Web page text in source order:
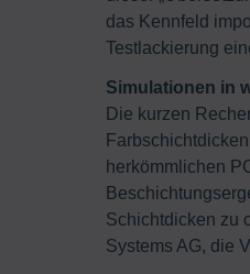
das Kennfeld
Testlackierung
Simulationen in
Die kurzen
herkömmlichen
Schichtdicken zu
Systems AG, die